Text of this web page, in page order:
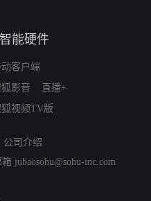
能硬件
客户端
影音
直播+
视频TV版
公司介绍
jubaosohu@sohu-inc.com